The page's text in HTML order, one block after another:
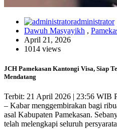
administrator
Dawuh Masyayikh ,
April 21, 2026
1014 views
JCH Pamekasan Kantongi Visa, Siap
Mendatang
Terbit: 21 April 2026 | 23:56 WIB
– Kabar menggembirakan bagi
asal Kabupaten Pamekasan.
telah melengkapi seluruh